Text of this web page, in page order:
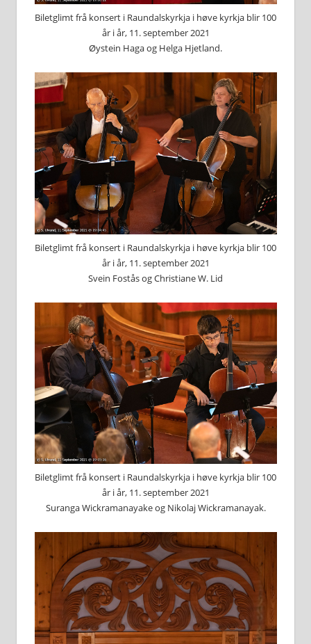
Biletglimt frå konsert i Raundalskyrkja i høve kyrkja blir 100
år i år, 11. september 2021
Øystein Haga og Helga Hjetland.
Biletglimt frå konsert i Raundalskyrkja i høve kyrkja blir 100
år i år, 11. september 2021
Svein Fostås og Christiane W. Lid
Biletglimt frå konsert i Raundalskyrkja i høve kyrkja blir 100
år i år, 11. september 2021
Suranga Wickramanayake og Nikolaj Wickramanayak.